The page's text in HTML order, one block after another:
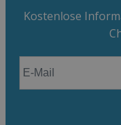
Kostenlose